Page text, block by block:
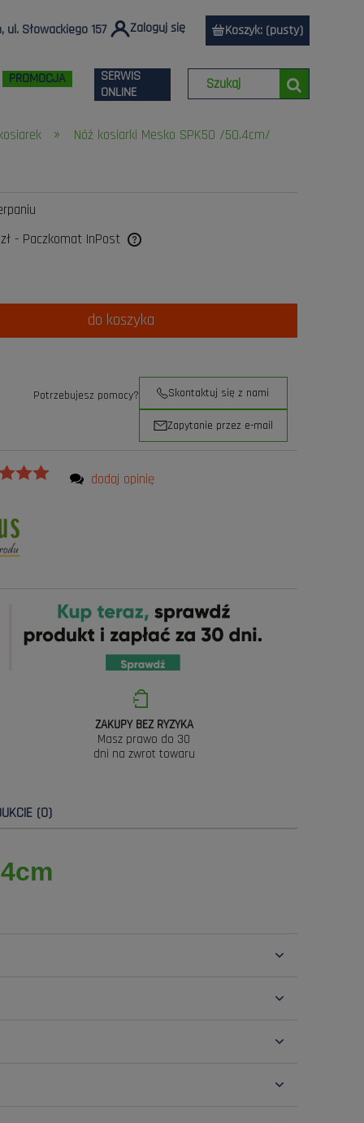
ul. Słowackiego 157 Zaloguj się Koszyk: (pusty)
PROMOCJA
SERWIS
ONLINE
» Nóż kosiarki Mesko SPK50 /50.4cm/
- Paczkomat InPost
kosztów
do koszyka
Potrzebujesz pomocy? Skontaktuj się z nami
Zapytanie przez e-mail
dodaj opinię
ZAKUPY BEZ RYZYKA
Masz prawo do 30
dni na zwrot towaru
(0)